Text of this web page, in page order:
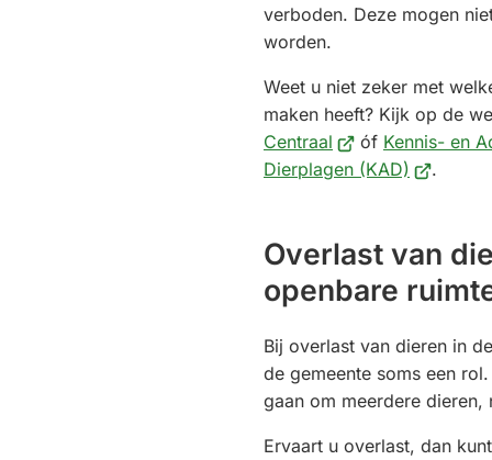
verboden. Deze mogen
worden.
Weet u niet zeker met
maken heeft? Kijk op de
Centraal (Verwijst
naar
website)
óf Kennis- en
Dierplagen (KAD) (Verwijst
externe
website)
.
Overlast van
openbare
Bij overlast van dieren in
de gemeente soms een
gaan om meerdere
Ervaart u overlast, dan